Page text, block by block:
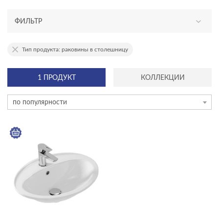
ФИЛЬТР
АССОРТИМЕНТ
эксклюзив
КАТЕГОРИЯ
раковины и пьедесталы
акриловые ванны
душевое оборудование
1 ПРОДУКТ КОЛЛЕКЦИИ
по популярности
Тип продукта: раковины в столешницу